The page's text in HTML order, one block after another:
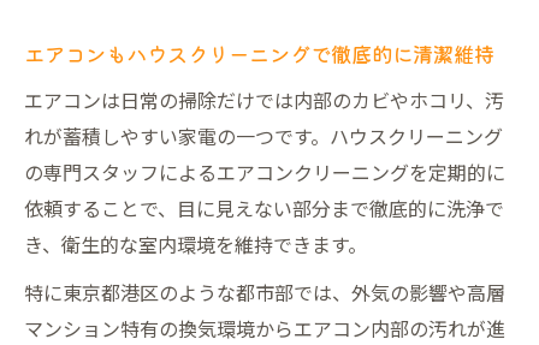
エアコンもハウスクリーニングで徹底的に清潔維持
エアコンは日常の掃除だけでは内部のカビやホコリ、汚
れが蓄積しやすい家電の一つです。ハウスクリーニング
の専門スタッフによるエアコンクリーニングを定期的に
依頼することで、目に見えない部分まで徹底的に洗浄で
き、衛生的な室内環境を維持できます。
特に東京都港区のような都市部では、外気の影響や高層
マンション特有の換気環境からエアコン内部の汚れが進